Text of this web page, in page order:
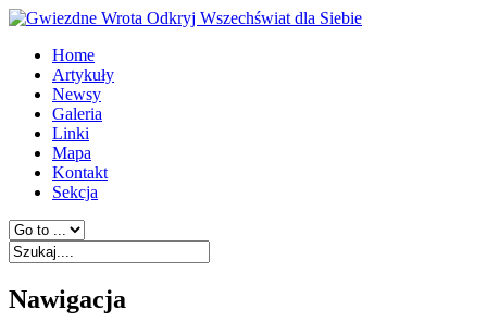
Home
Artykuły
Newsy
Galeria
Linki
Mapa
Kontakt
Sekcja
Nawigacja